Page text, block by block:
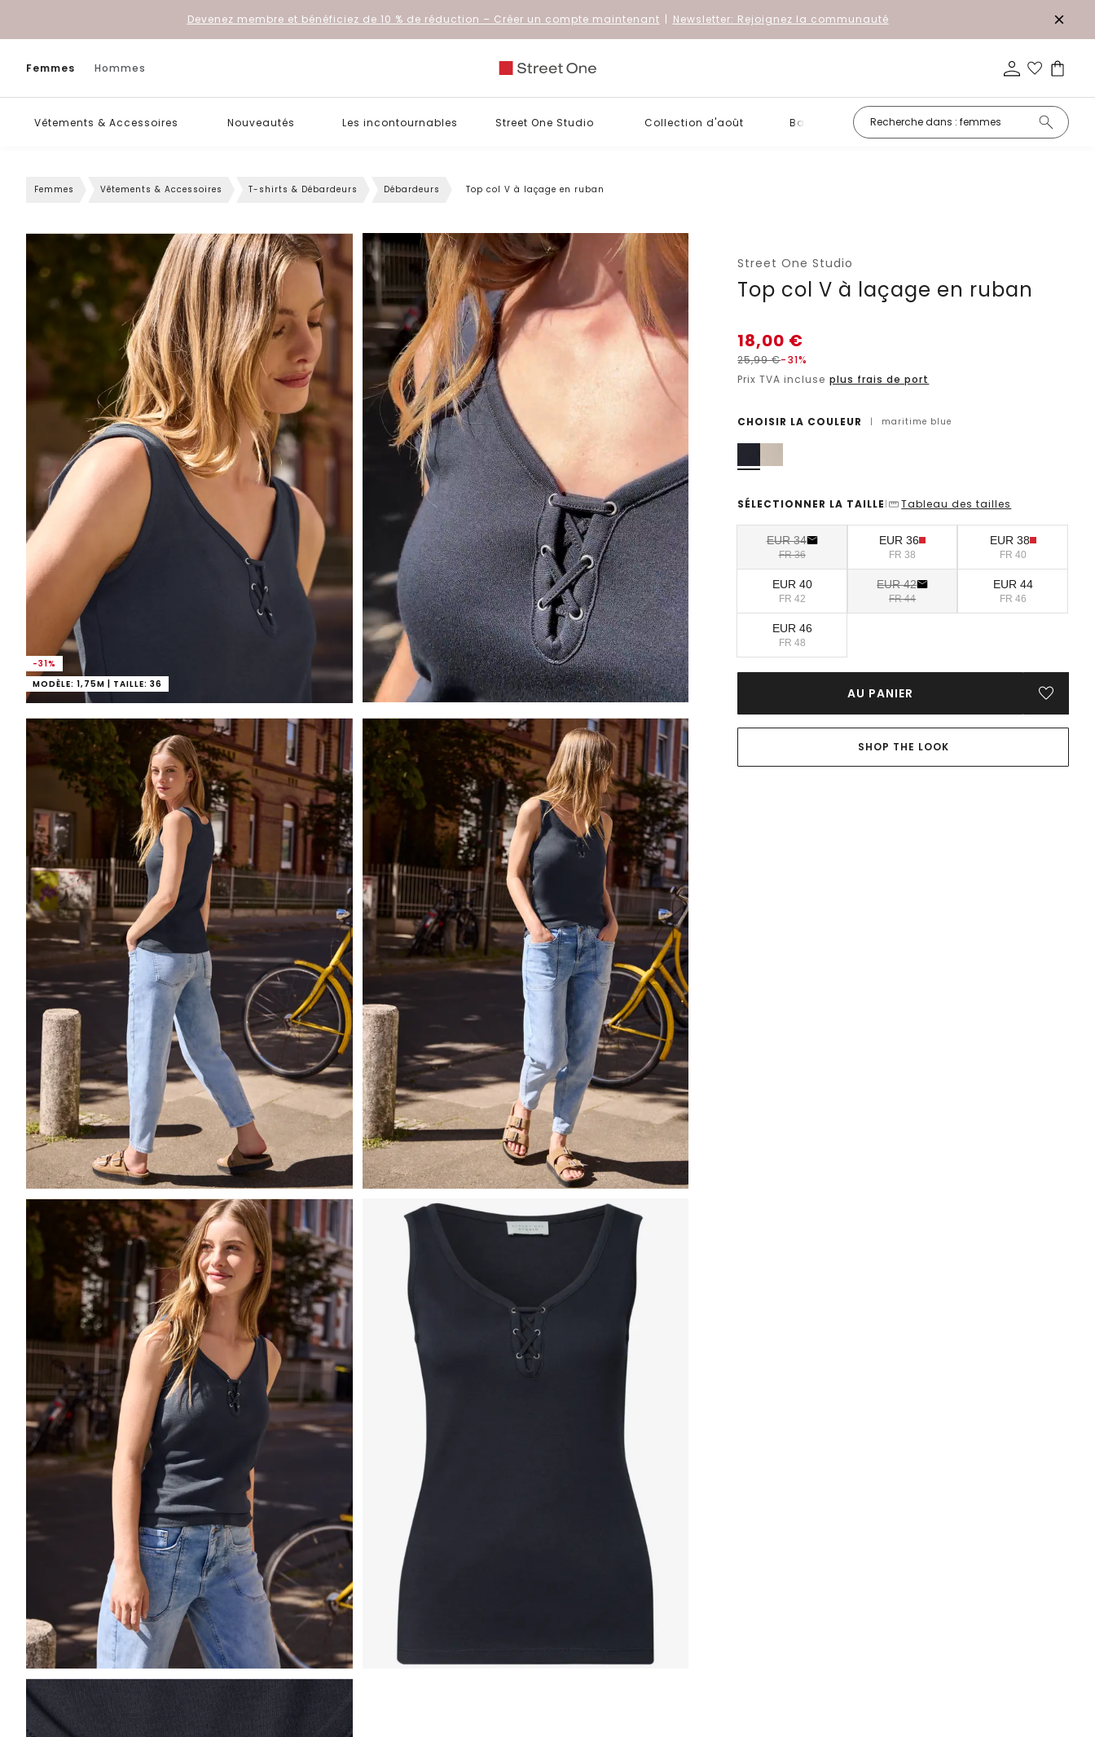
Devenez membre et bénéficiez de 10 % de réduction – Créer un compte maintenant | Newsletter: Rejoignez la communauté
Femmes Hommes
Vêtements & Accessoires Nouveautés Les incontournables Street One Studio Collection d'août Basiques Petits prix
Femmes Vêtements & Accessoires T-shirts & Débardeurs Débardeurs Top col V à laçage en ruban
-31%
MODÈLE: 1,75M | TAILLE: 36
Street One Studio
Top col V à laçage en ruban
18,00 €
25,99€-31%
Prix TVA incluse plus frais de port
CHOISIR LA COULEUR | maritime blue
SÉLECTIONNER LA TAILLE | Tableau des tailles
EUR 34
FR 36
EUR 36
FR 38
EUR 38
FR 40
EUR 40
FR 42
EUR 42
FR 44
EUR 44
FR 46
EUR 46
FR 48
AU PANIER
SHOP THE LOOK